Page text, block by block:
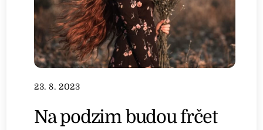
23. 8. 2023
Na podzim budou frčet